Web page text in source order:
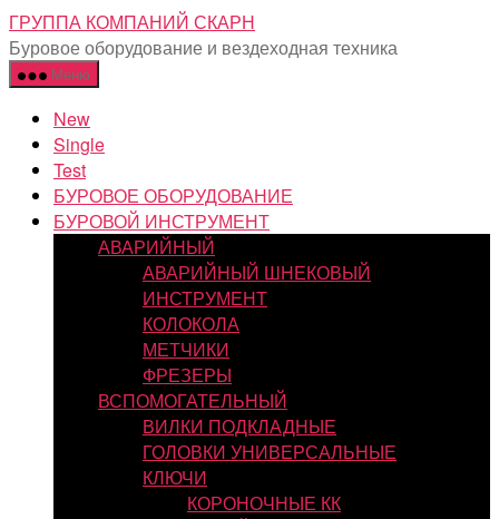
Перейти
к
содержимому
ГРУППА КОМПАНИЙ СКАРН
Буровое оборудование и вездеходная техника
Меню
New
Single
Test
БУРОВОЕ ОБОРУДОВАНИЕ
БУРОВОЙ ИНСТРУМЕНТ
АВАРИЙНЫЙ
АВАРИЙНЫЙ ШНЕКОВЫЙ
ИНСТРУМЕНТ
КОЛОКОЛА
МЕТЧИКИ
ФРЕЗЕРЫ
ВСПОМОГАТЕЛЬНЫЙ
ВИЛКИ ПОДКЛАДНЫЕ
ГОЛОВКИ УНИВЕРСАЛЬНЫЕ
КЛЮЧИ
КОРОНОЧНЫЕ КК